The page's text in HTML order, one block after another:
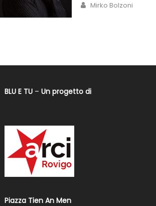
Mirko Bolzoni
BLU E TU– Un progetto di
Piazza Tien An Men